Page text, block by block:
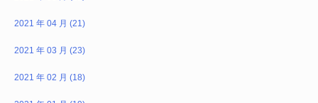
2021 年 04 月 (21)
2021 年 03 月 (23)
2021 年 02 月 (18)